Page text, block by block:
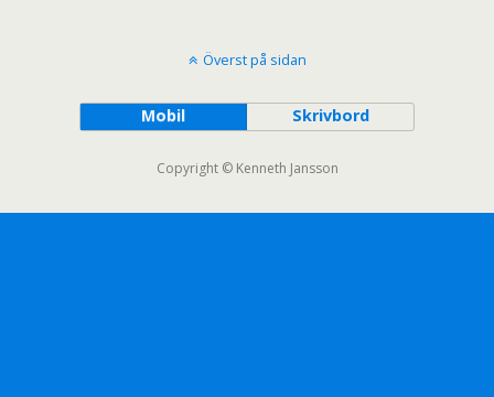
Överst på sidan
Mobil Skrivbord
Copyright © Kenneth Jansson